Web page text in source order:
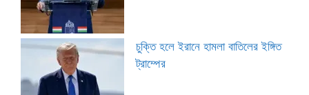
চুক্তি হলে ইরানে হামলা বাতিলের ইঙ্গিত
ট্রাম্পের